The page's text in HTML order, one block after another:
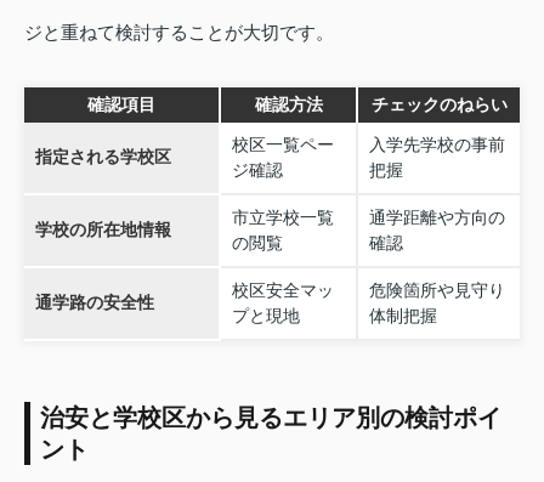
ジと重ねて検討することが大切です。
確認項目 確認方法 チェックのねらい
指定される学校区
校区一覧ペー
ジ確認
入学先学校の事前
把握
学校の所在地情報
市立学校一覧
の閲覧
通学距離や方向の
確認
通学路の安全性
校区安全マッ
プと現地
危険箇所や見守り
体制把握
治安と学校区から見るエリア別の検討ポイ
ント